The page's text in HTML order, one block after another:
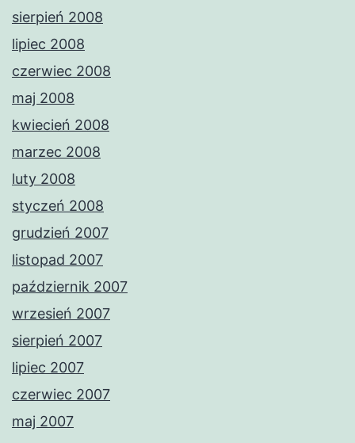
sierpień 2008
lipiec 2008
czerwiec 2008
maj 2008
kwiecień 2008
marzec 2008
luty 2008
styczeń 2008
grudzień 2007
listopad 2007
październik 2007
wrzesień 2007
sierpień 2007
lipiec 2007
czerwiec 2007
maj 2007